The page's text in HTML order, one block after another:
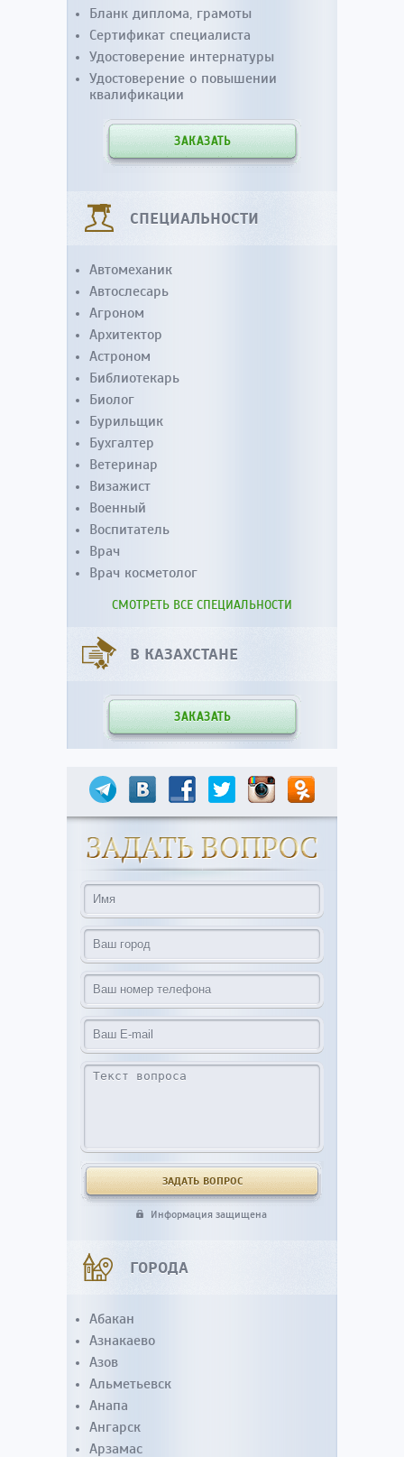
Бланк диплома, грамоты
Сертификат специалиста
Удостоверение интернатуры
Удостоверение о повышении
квалификации
ЗАКАЗАТЬ
СПЕЦИАЛЬНОСТИ
Автомеханик
Автослесарь
Агроном
Архитектор
Астроном
Библиотекарь
Биолог
Бурильщик
Бухгалтер
Ветеринар
Визажист
Военный
Воспитатель
Врач
Врач косметолог
СМОТРЕТЬ ВСЕ СПЕЦИАЛЬНОСТИ
В КАЗАХСТАНЕ
ЗАКАЗАТЬ
Информация защищена
ГОРОДА
Абакан
Азнакаево
Азов
Альметьевск
Анапа
Ангарск
Арзамас